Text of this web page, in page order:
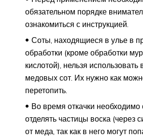
обязательном порядке
ознакомиться с инструкцией.
Соты, находящиеся в улье в
обработки (кроме обработки
кислотой), нельзя использовать
медовых сот. Их нужно как
перетопить.
Во время откачки необходимо
отделять частицы воска (через
от меда, так как в него могут